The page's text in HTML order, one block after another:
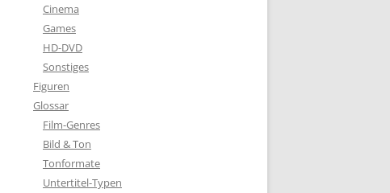
Cinema
Games
HD-DVD
Sonstiges
Figuren
Glossar
Film-Genres
Bild & Ton
Tonformate
Untertitel-Typen